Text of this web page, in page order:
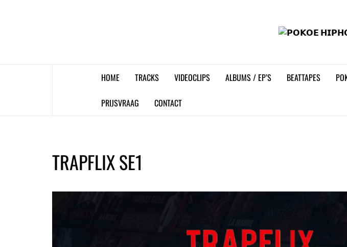
HOME TRACKS VIDEOCLIPS ALBUMS / EP’S BEATTAPES
PRIJSVRAAG CONTACT
TRAPFLIX SE1